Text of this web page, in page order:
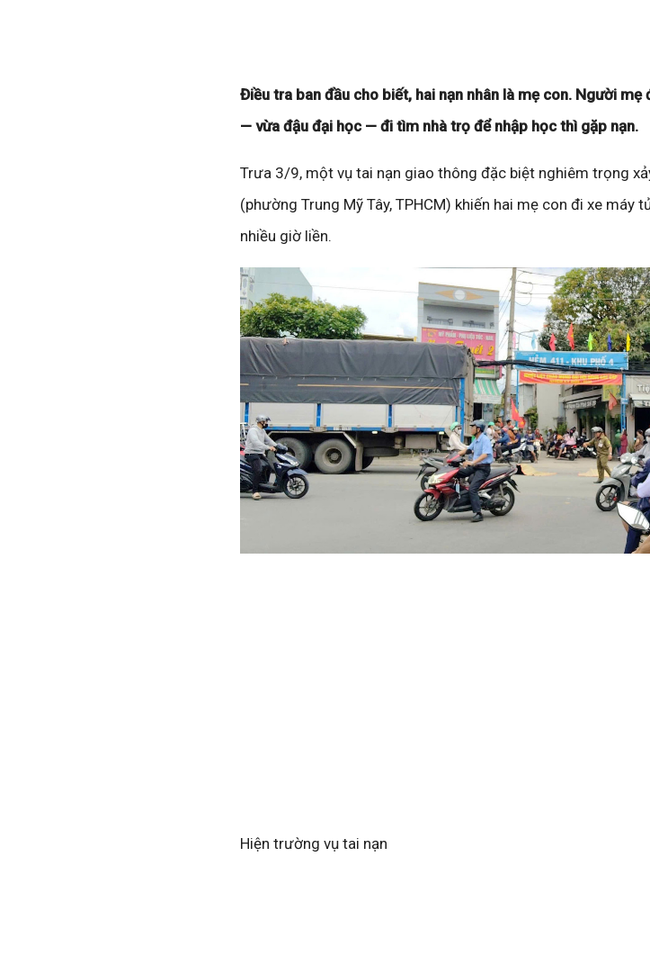
Điều tra ban đầu cho biết, hai nạn nhân là mẹ con. Người
— vừa đậu đại học — đi tìm nhà trọ để nhập học thì gặp nạn.
Trưa 3/9, một vụ tai nạn giao thông đặc biệt nghiêm trọng
(phường Trung Mỹ Tây, TPHCM) khiến hai mẹ con đi xe máy
nhiều giờ liền.
Hiện trường vụ tai nạn